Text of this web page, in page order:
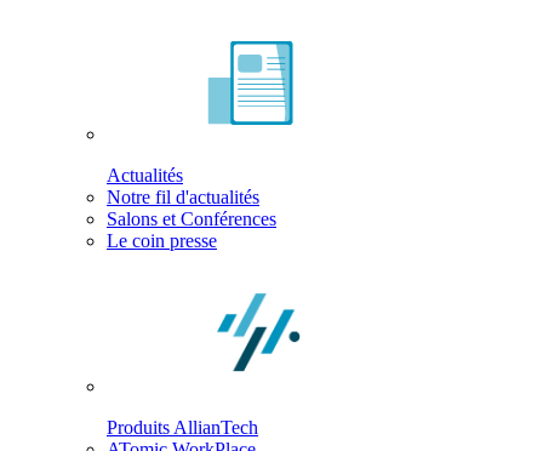
Actualités
Notre fil d'actualités
Salons et Conférences
Le coin presse
Produits AllianTech